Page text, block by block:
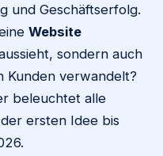
und Geschäftserfolg.
Website
sondern auch
Kunden verwandelt?
beleuchtet alle
ersten Idee bis